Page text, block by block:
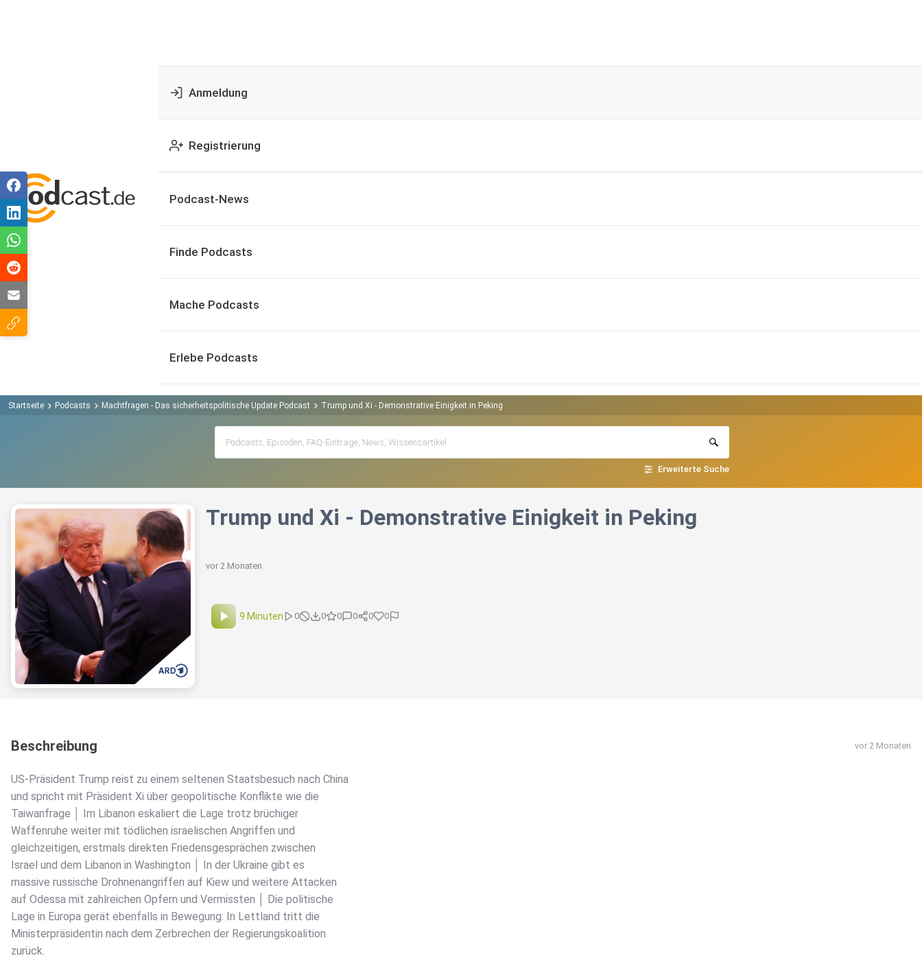
Anmeldung
Registrierung
Podcast-News
Finde Podcasts
Mache Podcasts
Erlebe Podcasts
Startseite Podcasts Machtfragen - Das sicherheitspolitische Update Podcast Trump und Xi - Demonstrative Einigkeit in Peking
Erweiterte Suche
Trump und Xi - Demonstrative Einigkeit in Peking
vor 2 Monaten
9 Minuten 0 0 0 0 0 0
Beschreibung vor 2 Monaten
US-Präsident Trump reist zu einem seltenen Staatsbesuch nach China
und spricht mit Präsident Xi über geopolitische Konflikte wie die
Taiwanfrage │ Im Libanon eskaliert die Lage trotz brüchiger
Waffenruhe weiter mit tödlichen israelischen Angriffen und
gleichzeitigen, erstmals direkten Friedensgesprächen zwischen
Israel und dem Libanon in Washington │ In der Ukraine gibt es
massive russische Drohnenangriffen auf Kiew und weitere Attacken
auf Odessa mit zahlreichen Opfern und Vermissten │ Die politische
Lage in Europa gerät ebenfalls in Bewegung: In Lettland tritt die
Ministerpräsidentin nach dem Zerbrechen der Regierungskoalition
zurück.